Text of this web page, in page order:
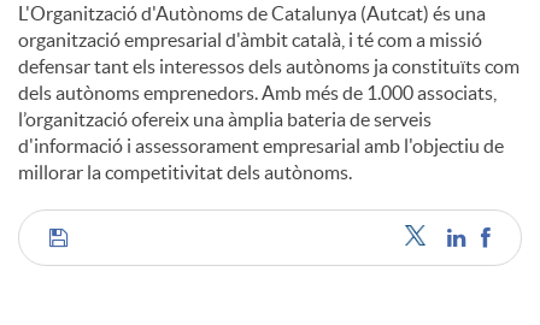
L'Organització d'Autònoms de Catalunya (Autcat) és una
organització empresarial d'àmbit català, i té com a missió
defensar tant els interessos dels autònoms ja constituïts com
dels autònoms emprenedors. Amb més de 1.000 associats,
l’organització ofereix una àmplia bateria de serveis
d'informació i assessorament empresarial amb l'objectiu de
millorar la competitivitat dels autònoms.
C